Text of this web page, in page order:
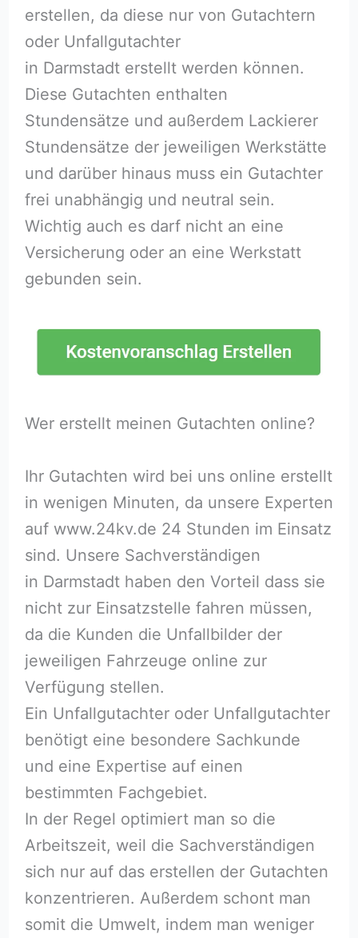
erstellen, da diese nur von Gutachtern
oder Unfallgutachter
in Darmstadt erstellt werden können.
Diese Gutachten enthalten
Stundensätze und außerdem Lackierer
Stundensätze der jeweiligen Werkstätte
und darüber hinaus muss ein Gutachter
frei unabhängig und neutral sein.
Wichtig auch es darf nicht an eine
Versicherung oder an eine Werkstatt
gebunden sein.
Wer erstellt meinen Gutachten online?
Ihr Gutachten wird bei uns online erstellt
in wenigen Minuten, da unsere Experten
auf www.24kv.de 24 Stunden im Einsatz
sind. Unsere Sachverständigen
in Darmstadt haben den Vorteil dass sie
nicht zur Einsatzstelle fahren müssen,
da die Kunden die Unfallbilder der
jeweiligen Fahrzeuge online zur
Verfügung stellen.
Ein Unfallgutachter oder Unfallgutachter
benötigt eine besondere Sachkunde
und eine Expertise auf einen
bestimmten Fachgebiet.
In der Regel optimiert man so die
Arbeitszeit, weil die Sachverständigen
sich nur auf das erstellen der Gutachten
konzentrieren. Außerdem schont man
somit die Umwelt, indem man weniger